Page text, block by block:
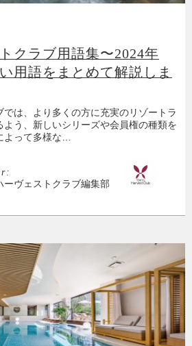
クラブ用語集〜2024年
用語をまとめて解説しま
は、より多くの方に充実のリゾートラ
よう、新しいシリーズや会員権の種類を
よって多様な…
ーヴェストクラブ編集部